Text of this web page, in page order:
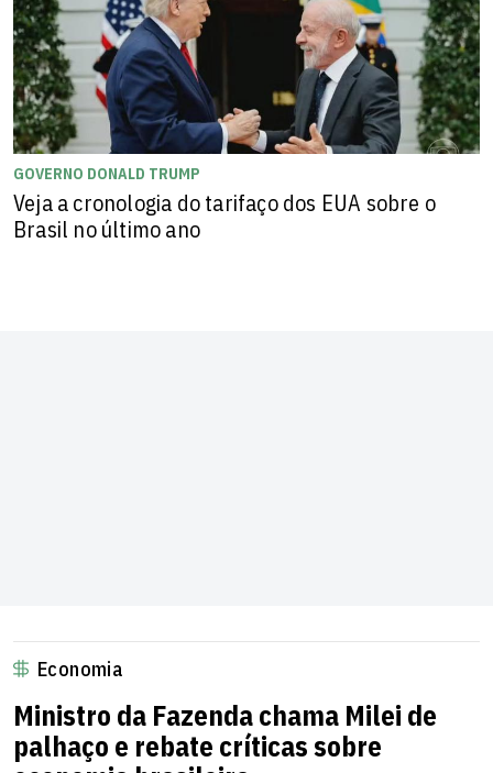
GOVERNO DONALD TRUMP
Veja a cronologia do tarifaço dos EUA sobre o
Brasil no último ano
Economia
Ministro da Fazenda chama Milei de
palhaço e rebate críticas sobre